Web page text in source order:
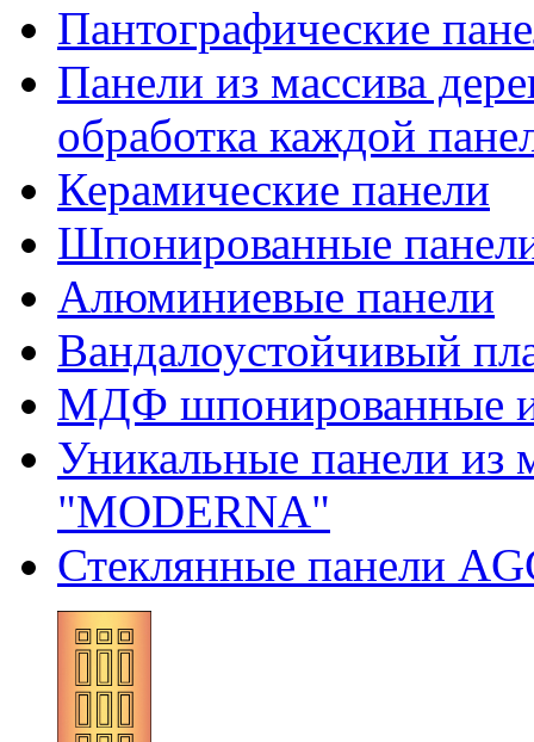
Пантографические
Панели из массива
обработка каждой
Керамические панели
Шпонированные
Алюминиевые панели
Вандалоустойчивый
МДФ шпонированные
Уникальные панели из
"MODERNA"
Стеклянные панели